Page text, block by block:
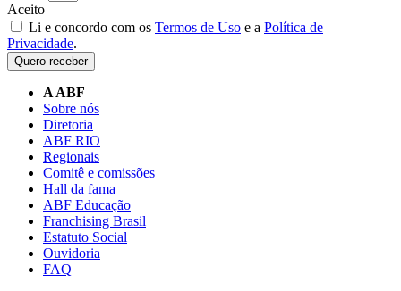
Aceito
Li e concordo com os Termos de Uso e a Política de
Privacidade.
Quero receber
A ABF
Sobre nós
Diretoria
ABF RIO
Regionais
Comitê e comissões
Hall da fama
ABF Educação
Franchising Brasil
Estatuto Social
Ouvidoria
FAQ